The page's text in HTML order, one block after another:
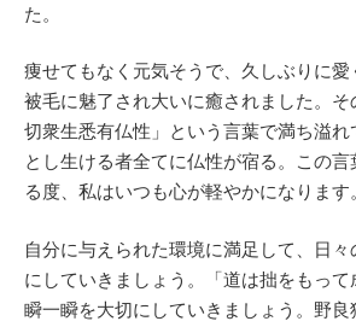
た。
痩せてもなく元気そうで、久しぶりに
被毛に魅了され大いに癒されました。
切衆生悉有仏性」という言葉で満ち溢れ
とし生ける者全てに仏性が宿る。この
る度、私はいつも心が軽やかになります
自分に与えられた環境に満足して、日
にしていきましょう。「道は拙をもっ
瞬一瞬を大切にしていきましょう。野